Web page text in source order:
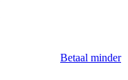
Betaal minder